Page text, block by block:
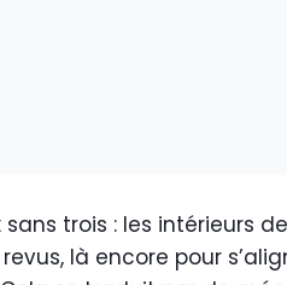
trois : les intérieurs
là encore pour